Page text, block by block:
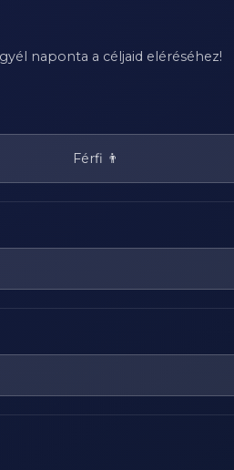
naponta a céljaid eléréséhez!
Férfi 👨